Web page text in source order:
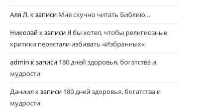
Аля Л. к записи Мне скучно читать Библию…
Николай к записиЯ бы хотел, чтобы религиозные
критики перестали избивать «Избранных».
admin к записи 180 дней здоровья, богатства и
мудрости
Даниил к записи 180 дней здоровья, богатства и
мудрости